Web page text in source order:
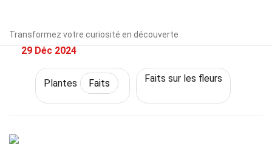
Transformez votre curiosité en découverte
Publié:
29 Déc 2024
Plantes Faits Faits sur les fleurs